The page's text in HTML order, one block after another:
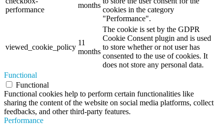
performance
months
cookies in the category
"Performance".
viewed_cookie_policy
11
months
The cookie is set by the GDPR
Cookie Consent plugin and is used
to store whether or not user has
consented to the use of cookies. It
does not store any personal data.
Functional
Functional
Functional cookies help to perform certain functionalities like
sharing the content of the website on social media platforms, collect
feedbacks, and other third-party features.
Performance